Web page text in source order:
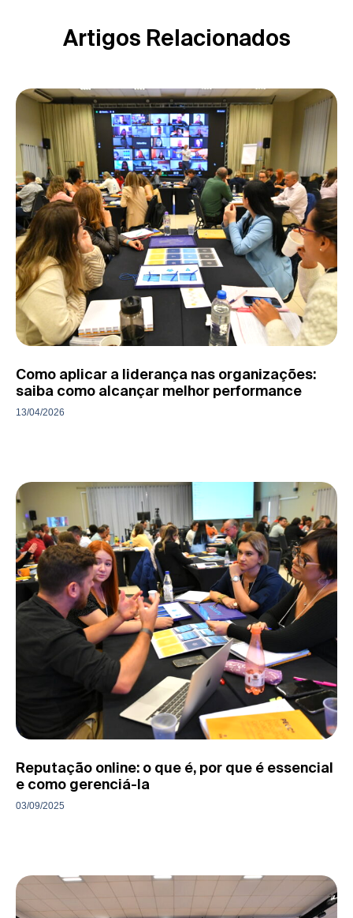
Artigos Relacionados
Como aplicar a liderança nas organizações:
saiba como alcançar melhor performance
13/04/2026
Reputação online: o que é, por que é essencial
e como gerenciá-la
03/09/2025